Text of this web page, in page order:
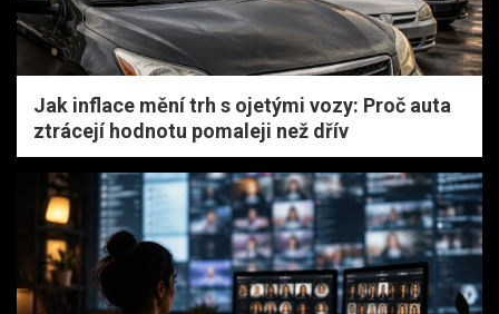
Jak inflace mění trh s ojetými vozy: Proč auta
ztrácejí hodnotu pomaleji než dřív